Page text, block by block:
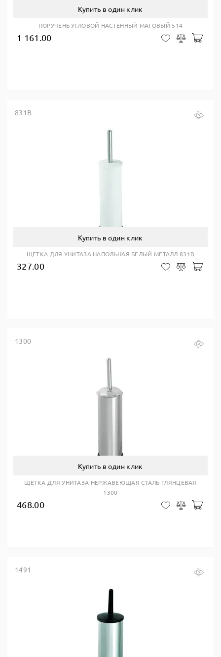
Купить в один клик
ПОРУЧЕНЬ УГЛОВОЙ НАСТЕННЫЙ МАТОВЫЙ 514
1 161.00 В закладки
Сравнить
831B
Купить в один клик
ЩЕТКА ДЛЯ УНИТАЗА НАПОЛЬНАЯ БЕЛЫЙ МЕТАЛЛ 831B
327.00 В закладки
Сравнить
1300
Купить в один клик
ЩЁТКА ДЛЯ УНИТАЗА НЕРЖАВЕЮЩАЯ СТАЛЬ ГЛЯНЦЕВАЯ
1300
468.00 В закладки
Сравнить
1491